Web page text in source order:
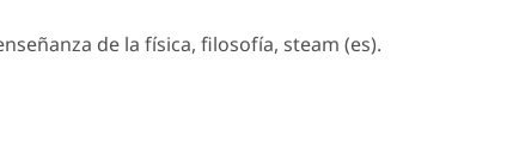
de la física, filosofía, steam (es).